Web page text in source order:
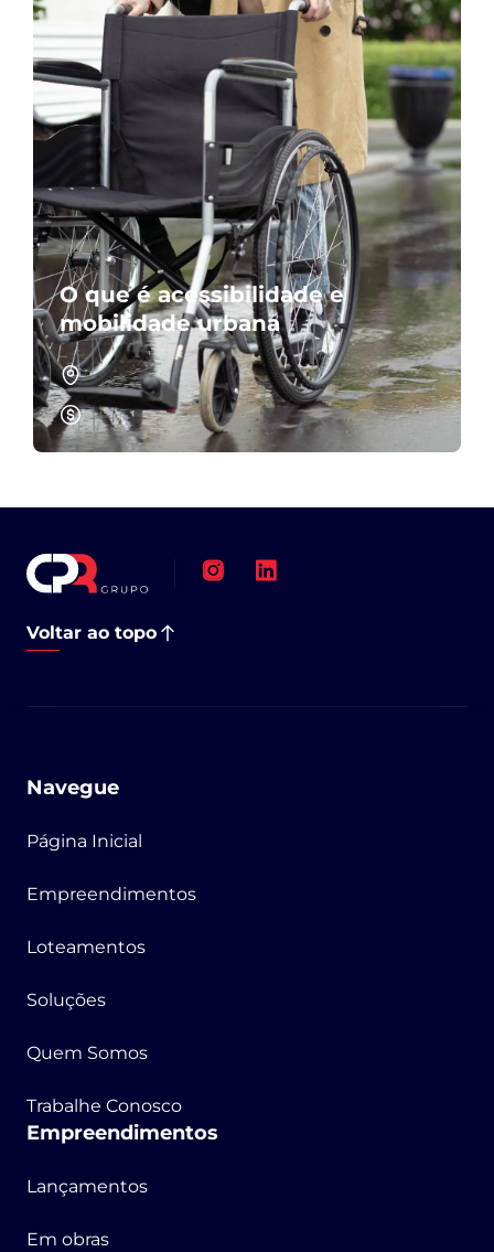
O que é acessibilidade e
mobilidade urbana
Voltar ao topo
Navegue
Página Inicial
Empreendimentos
Loteamentos
Soluções
Quem Somos
Trabalhe Conosco
Empreendimentos
Lançamentos
Em obras